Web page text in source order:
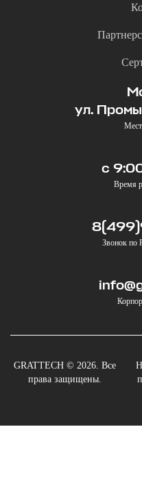
ул.
с
Время
Звонок по
GRATTECH © 2026. Все
права защищены.